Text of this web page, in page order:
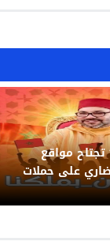
تجتاح مواقع
على حملات